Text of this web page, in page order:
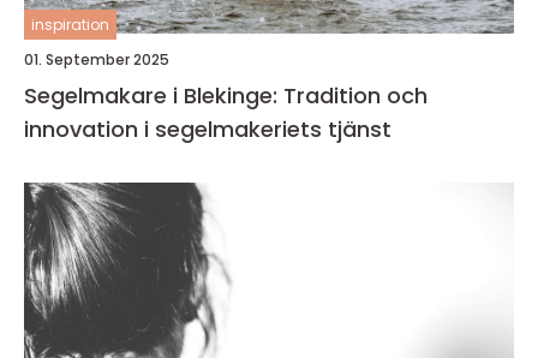
inspiration
01. September 2025
Segelmakare i Blekinge: Tradition och
innovation i segelmakeriets tjänst